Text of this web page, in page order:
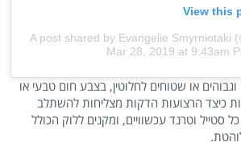
View this
A post shared by Evangelie Smyrniotaki
Mar 28, 2019 at 9:43am
או שטוחים לחלוטין, בצבע חום טבעי או
כיצד הרצועות הדקות מצליחות להשתלב
סטייל וטרנד עכשוויים, ומקנים ללוק הכולל